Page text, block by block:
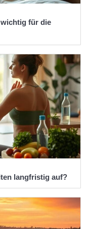
für die
langfristig auf?